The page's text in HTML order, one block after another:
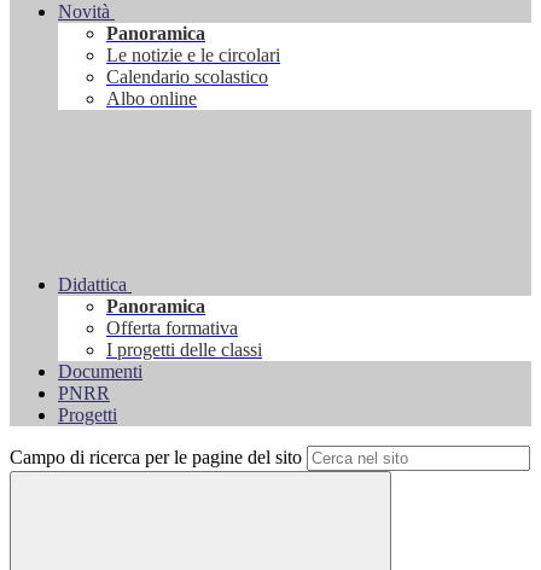
Novità
Panoramica
Le notizie e le circolari
Calendario scolastico
Albo online
Didattica
Panoramica
Offerta formativa
I progetti delle classi
Documenti
PNRR
Progetti
Campo di ricerca per le pagine del sito